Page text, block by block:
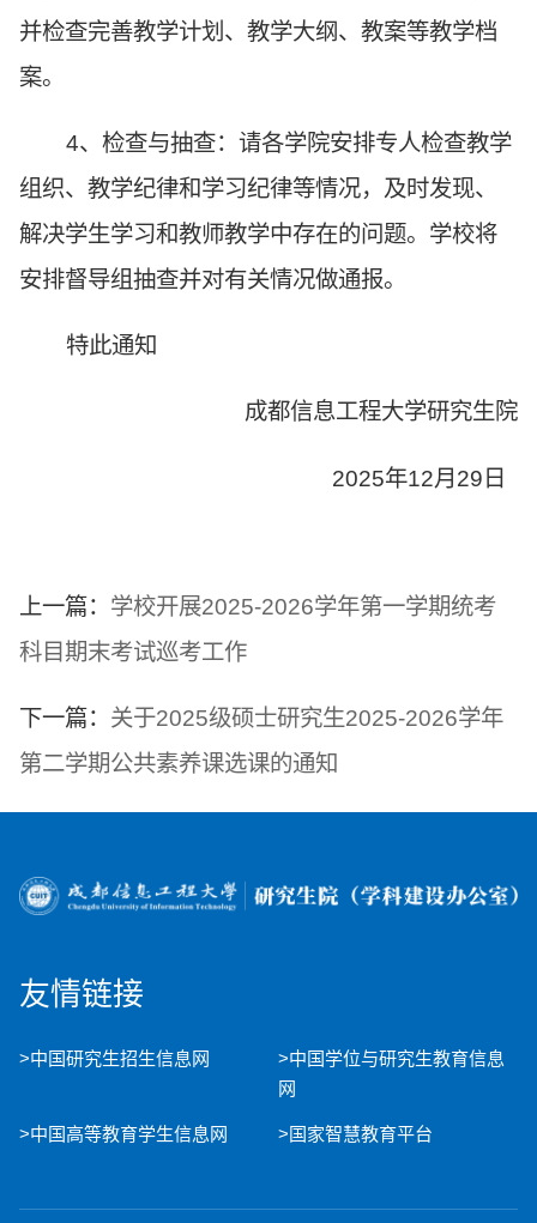
并检查完善教学计划、教学大纲、教案等教学档
案。
4、检查与抽查：请各学院安排专人检查教学
组织、教学纪律和学习纪律等情况，及时发现、
解决学生学习和教师教学中存在的问题。学校将
安排督导组抽查并对有关情况做通报。
特此通知
成都信息工程大学研究生院
2025年12月29日
上一篇： 学校开展2025-2026学年第一学期统考
科目期末考试巡考工作
下一篇： 关于2025级硕士研究生2025-2026学年
第二学期公共素养课选课的通知
友情链接
>中国研究生招生信息网
>中国学位与研究生教育信息
网
>中国高等教育学生信息网 >国家智慧教育平台